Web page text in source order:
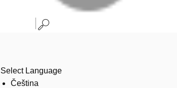
Select Language
Čeština